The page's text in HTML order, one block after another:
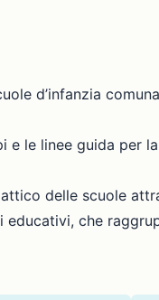
d’infanzia
e le linee guida per
delle scuole
che